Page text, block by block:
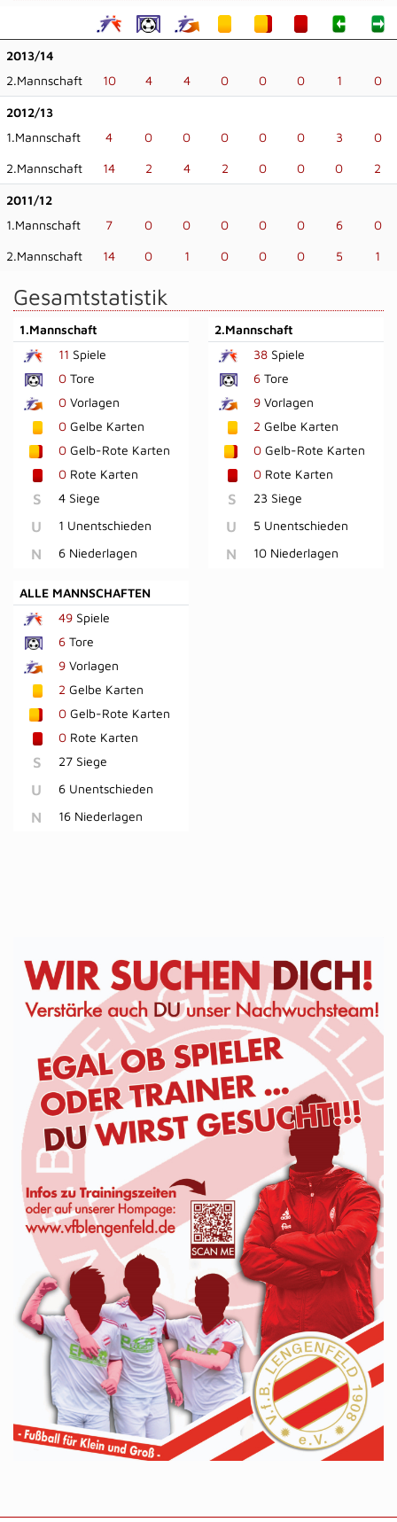
2013/14
2.Mannschaft
10 4 4 0 0 0 1 0
2012/13
1.Mannschaft
4 0 0 0 0 0 3 0
2.Mannschaft 14 2 4 2 0 0 0 2
2011/12
1.Mannschaft
7 0 0 0 0 0 6 0
2.Mannschaft 14 0 1 0 0 0 5 1
Gesamtstatistik
1.Mannschaft
11 Spiele
0 Tore
0 Vorlagen
0 Gelbe Karten
0 Gelb-Rote Karten
0 Rote Karten
S 4 Siege
U 1 Unentschieden
N 6 Niederlagen
2.Mannschaft
38Spiele
6Tore
9Vorlagen
2 Gelbe Karten
0Gelb-Rote Karten
0Rote Karten
S 23 Siege
U 5 Unentschieden
N 10 Niederlagen
ALLE MANNSCHAFTEN
49 Spiele
6 Tore
9 Vorlagen
2 Gelbe Karten
0 Gelb-Rote Karten
0 Rote Karten
S 27 Siege
U 6 Unentschieden
N 16 Niederlagen